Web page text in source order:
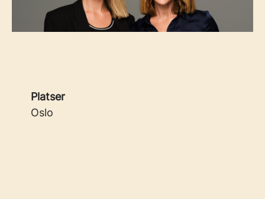
Platser
Oslo